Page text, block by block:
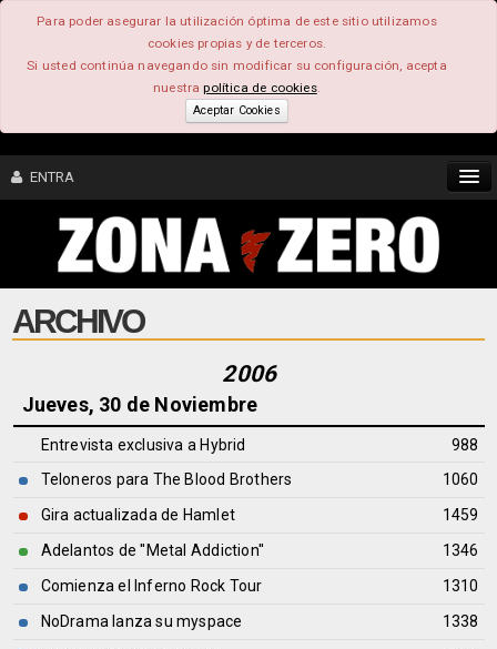
Para poder asegurar la utilización óptima de este sitio utilizamos
cookies propias y de terceros.
Si usted continúa navegando sin modificar su configuración, acepta
nuestrapolítica de cookies.
Aceptar Cookies
ENTRA
CONTENIDO
COMUNIDAD
FOROS
ARCHIVO
2006
Jueves, 30 de Noviembre
Entrevista exclusiva a Hybrid
988
Teloneros para The Blood Brothers
1060
Gira actualizada de Hamlet
1459
Adelantos de ''Metal Addiction''
1346
Comienza el Inferno Rock Tour
1310
NoDrama lanza su myspace
1338